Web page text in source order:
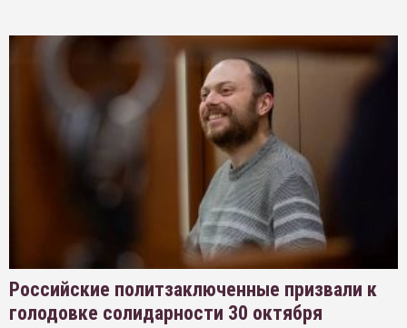
Российские политзаключенные призвали к
голодовке солидарности 30 октября